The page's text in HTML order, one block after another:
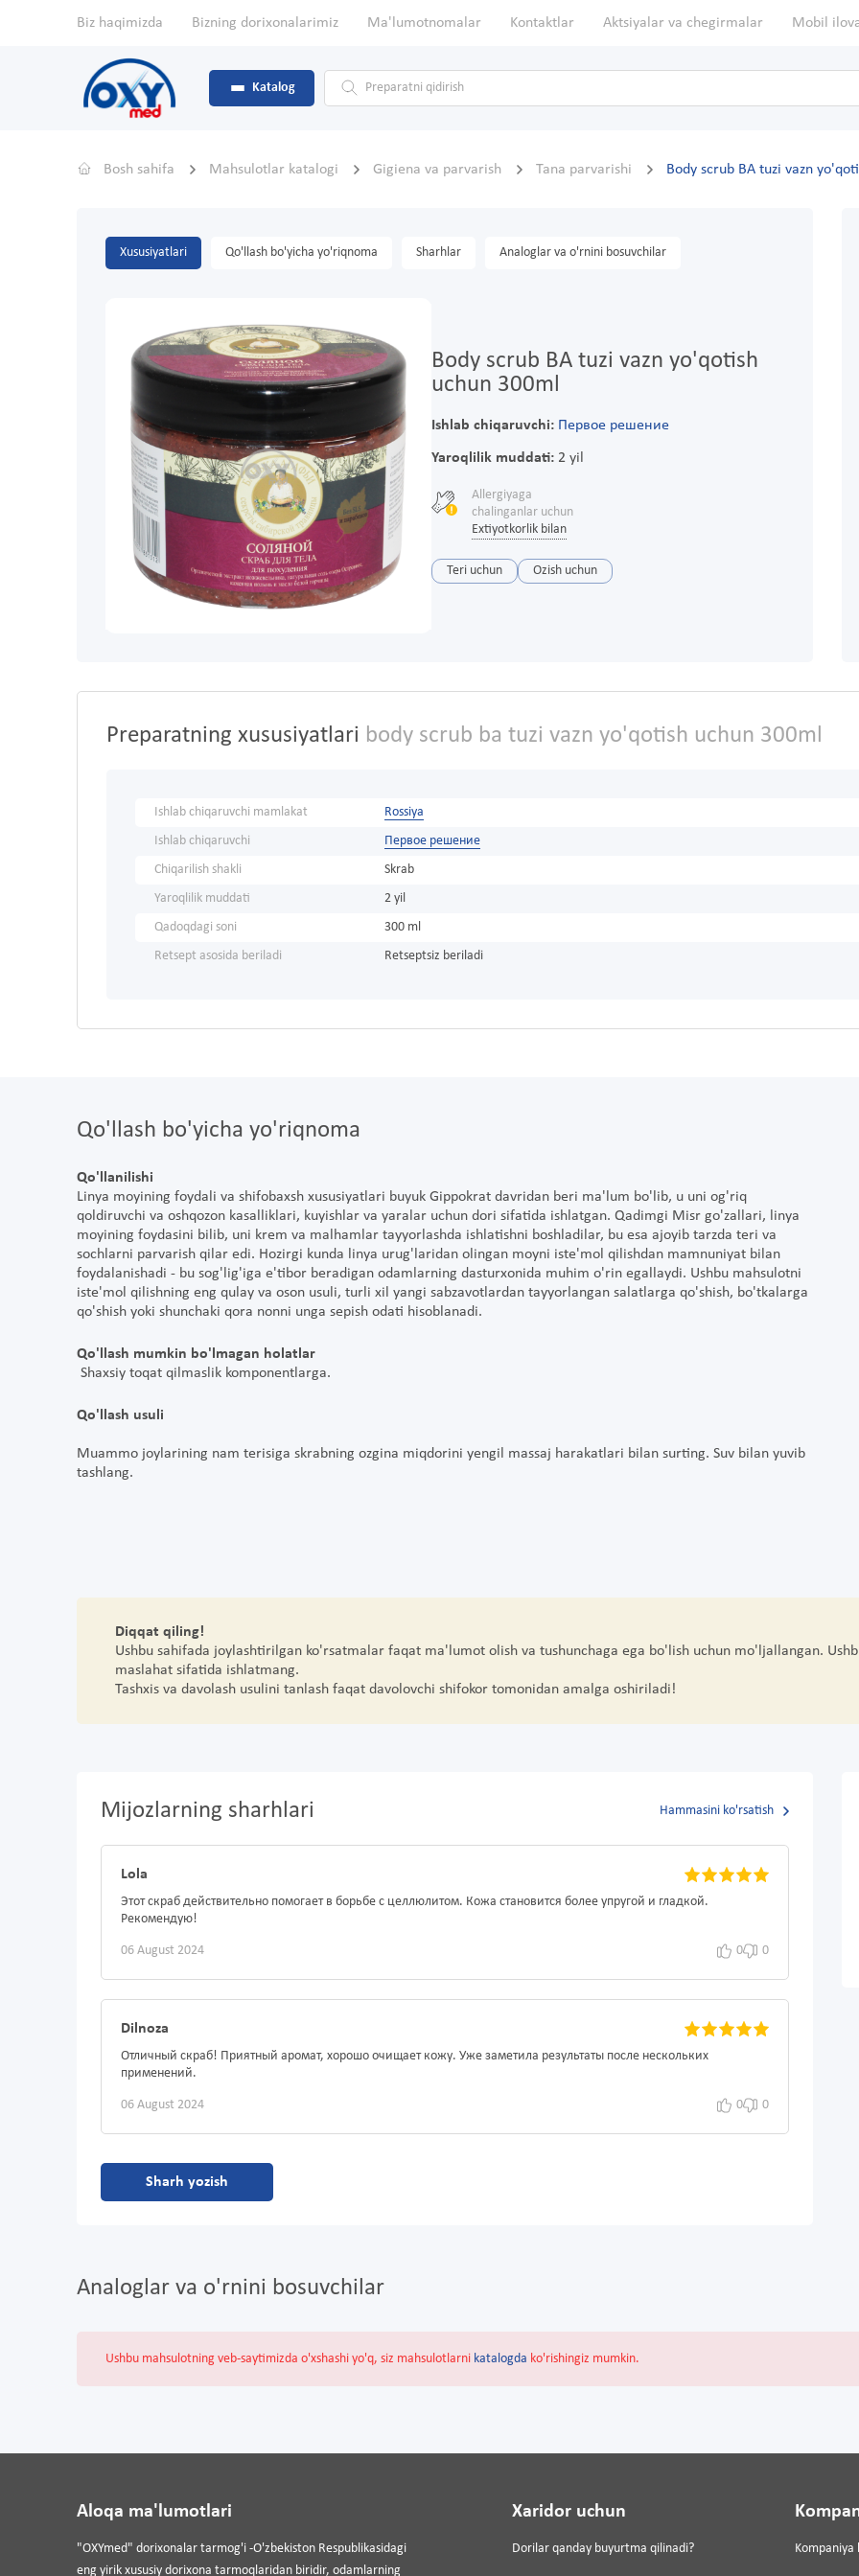
Biz haqimizda Bizning dorixonalarimiz Ma'lumotnomalar Kontaktlar Aktsiyalar va chegirmalar Mobil
Katalog
Bosh sahifa Mahsulotlar katalogi Gigiena va parvarish Tana parvarishi Body scrub BA tuzi vazn
Xususiyatlari Qo'llash bo'yicha yo'riqnoma Sharhlar Analoglar va o'rnini bosuvchilar
Body scrub BA tuzi vazn yo'qotish
uchun 300ml
Ishlab chiqaruvchi: Первое решение
Yaroqlilik muddati:2 yil
Allergiyaga
chalinganlar uchun
Extiyotkorlik bilan
Teri uchun Ozish uchun
Preparatning xususiyatlari body scrub ba tuzi vazn yo'qotish uchun 300ml
Ishlab chiqaruvchi mamlakat
Rossiya
Ishlab chiqaruvchi
Первое решение
Chiqarilish shakli
Skrab
Yaroqlilik muddati
2 yil
Qadoqdagi soni
300 ml
Retsept asosida beriladi
Retseptsiz beriladi
Qo'llash bo'yicha yo'riqnoma
Qo'llanilishi
Linya moyining foydali va shifobaxsh xususiyatlari buyuk Gippokrat davridan beri ma'lum bo'lib, u uni og'riq
qoldiruvchi va oshqozon kasalliklari, kuyishlar va yaralar uchun dori sifatida ishlatgan. Qadimgi Misr go'zallari, linya
moyining foydasini bilib, uni krem va malhamlar tayyorlashda ishlatishni boshladilar, bu esa ajoyib tarzda teri va
sochlarni parvarish qilar edi. Hozirgi kunda linya urug'laridan olingan moyni iste'mol qilishdan mamnuniyat bilan
foydalanishadi - bu sog'lig'iga e'tibor beradigan odamlarning dasturxonida muhim o'rin egallaydi. Ushbu mahsulotni
iste'mol qilishning eng qulay va oson usuli, turli xil yangi sabzavotlardan tayyorlangan salatlarga qo'shish, bo'tkalarga
qo'shish yoki shunchaki qora nonni unga sepish odati hisoblanadi.
Qo'llash mumkin bo'lmagan holatlar
Shaxsiy toqat qilmaslik komponentlarga.
Qo'llash usuli
Muammo joylarining nam terisiga skrabning ozgina miqdorini yengil massaj harakatlari bilan surting. Suv bilan yuvib
tashlang.
Diqqat qiling!
Ushbu sahifada joylashtirilgan ko'rsatmalar faqat ma'lumot olish va tushunchaga ega bo'lish uchun mo'ljallangan.
maslahat sifatida ishlatmang.
Tashxis va davolash usulini tanlash faqat davolovchi shifokor tomonidan amalga oshiriladi!
Mijozlarning sharhlari Hammasini ko'rsatish
Lola
Этот скраб действительно помогает в борьбе с целлюлитом. Кожа становится более упругой и гладкой.
Рекомендую!
06 August 2024 0 0
Dilnoza
Отличный скраб! Приятный аромат, хорошо очищает кожу. Уже заметила результаты после нескольких
применений.
06 August 2024 0 0
Sharh yozish
Analoglar va o'rnini bosuvchilar
Ushbu mahsulotning veb-saytimizda o'xshashi yo'q, siz mahsulotlarni katalogda ko'rishingiz mumkin.
Aloqa ma'lumotlari
"OXYmed" dorixonalar tarmog'i -O'zbekiston Respublikasidagi
eng yirik xususiy dorixona tarmoqlaridan biridir, odamlarning
Xaridor uchun
Dorilar qanday buyurtma qilinadi? Kompaniya